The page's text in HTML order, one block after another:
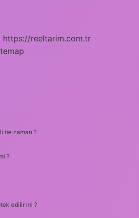
https://reeltarim.com.tr
ne zaman ?
?
edilir mi ?